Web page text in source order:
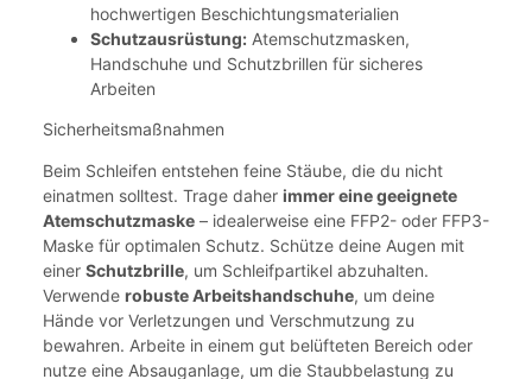
hochwertigen Beschichtungsmaterialien
Schutzausrüstung: Atemschutzmasken,
Handschuhe und Schutzbrillen für sicheres
Arbeiten
Sicherheitsmaßnahmen
Beim Schleifen entstehen feine Stäube, die du nicht
einatmen solltest. Trage daher immer eine geeignete
Atemschutzmaske – idealerweise eine FFP2- oder FFP3-
Maske für optimalen Schutz. Schütze deine Augen mit
einer Schutzbrille, um Schleifpartikel abzuhalten.
Verwende robuste Arbeitshandschuhe, um deine
Hände vor Verletzungen und Verschmutzung zu
bewahren. Arbeite in einem gut belüfteten Bereich oder
nutze eine Absauganlage, um die Staubbelastung zu